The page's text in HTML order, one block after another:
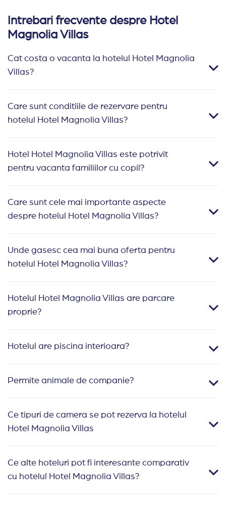
Intrebari frecvente despre Hotel
Magnolia Villas
Cat costa o vacanta la hotelul Hotel Magnolia
Villas?
Care sunt conditiile de rezervare pentru
hotelul Hotel Magnolia Villas?
Hotel Hotel Magnolia Villas este potrivit
pentru vacanta familiilor cu copil?
Care sunt cele mai importante aspecte
despre hotelul Hotel Magnolia Villas?
Unde gasesc cea mai buna oferta pentru
hotelul Hotel Magnolia Villas?
Hotelul Hotel Magnolia Villas are parcare
proprie?
Hotelul are piscina interioara?
Permite animale de companie?
Ce tipuri de camera se pot rezerva la hotelul
Hotel Magnolia Villas
Ce alte hoteluri pot fi interesante comparativ
cu hotelul Hotel Magnolia Villas?